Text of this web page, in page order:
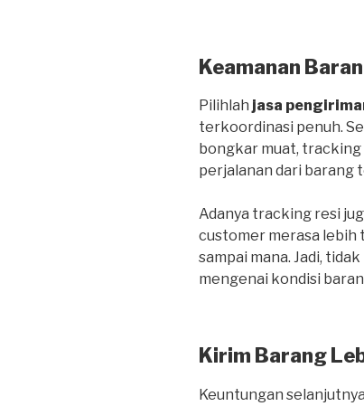
Keamanan
Pilihlah jasa
terkoordinasi penuh.
bongkar muat, tracking
perjalanan dari barang
Adanya tracking resi
customer merasa lebih
sampai mana. Jadi,
mengenai kondisi
Kirim Barang
Keuntungan